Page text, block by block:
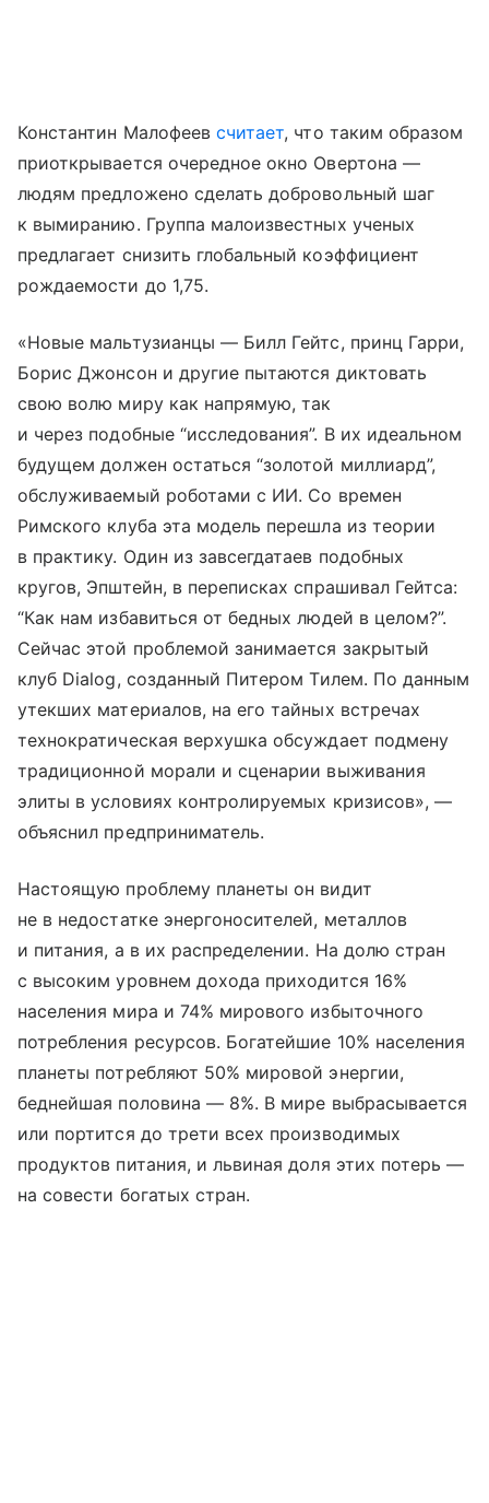
Константин Малофеев считает, что таким образом
приоткрывается очередное окно Овертона —
людям предложено сделать добровольный шаг
к вымиранию. Группа малоизвестных ученых
предлагает снизить глобальный коэффициент
рождаемости до 1,75.
«Новые мальтузианцы — Билл Гейтс, принц Гарри,
Борис Джонсон и другие пытаются диктовать
свою волю миру как напрямую, так
и через подобные “исследования”. В их идеальном
будущем должен остаться “золотой миллиард”,
обслуживаемый роботами с ИИ. Со времен
Римского клуба эта модель перешла из теории
в практику. Один из завсегдатаев подобных
кругов, Эпштейн, в переписках спрашивал Гейтса:
“Как нам избавиться от бедных людей в целом?”.
Сейчас этой проблемой занимается закрытый
клуб Dialog, созданный Питером Тилем. По данным
утекших материалов, на его тайных встречах
технократическая верхушка обсуждает подмену
традиционной морали и сценарии выживания
элиты в условиях контролируемых кризисов», —
объяснил предприниматель.
Настоящую проблему планеты он видит
не в недостатке энергоносителей, металлов
и питания, а в их распределении. На долю стран
с высоким уровнем дохода приходится 16%
населения мира и 74% мирового избыточного
потребления ресурсов. Богатейшие 10% населения
планеты потребляют 50% мировой энергии,
беднейшая половина — 8%. В мире выбрасывается
или портится до трети всех производимых
продуктов питания, и львиная доля этих потерь —
на совести богатых стран.